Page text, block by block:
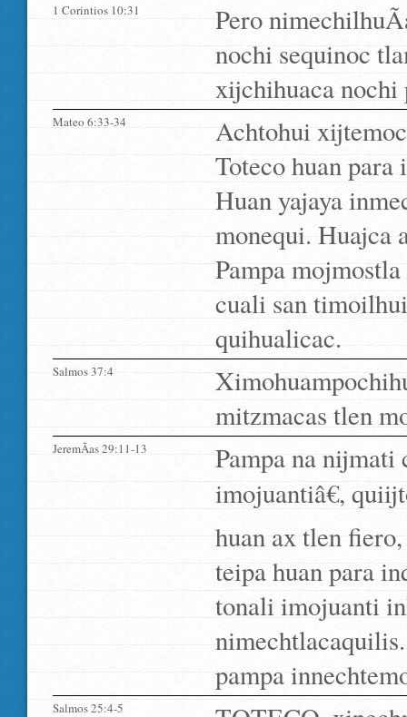
1 Corintios 10:31
Pero
nochi sequinoc
xijchihuaca nochi
Mateo 6:33-34
Achtohui
Toteco huan
Huan yajaya
monequi. Huajca
Pampa
cuali san
quihualicac.
Salmos 37:4
mitzmacas tlen
JeremÃ­as 29:11-13
Pampa na
imojuantiâ€,
huan ax tlen
teipa huan para
tonali imojuanti
pampa
Salmos 25:4-5